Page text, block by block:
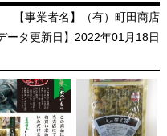
【事業者名】（有）町田商店
ータ更新日】2022年01月18日